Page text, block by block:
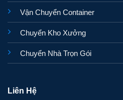
Vận Chuyển Container
Chuyển Kho Xưởng
Chuyển Nhà Trọn Gói
Liên Hệ